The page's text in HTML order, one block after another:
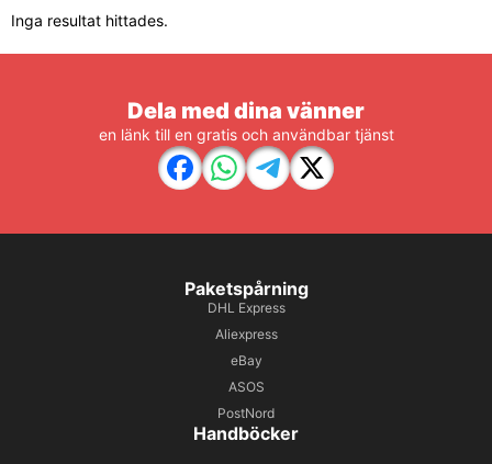
Inga resultat hittades.
Dela med dina vänner
en länk till en gratis och användbar tjänst
Paketspårning
DHL Express
Aliexpress
eBay
ASOS
PostNord
Handböcker